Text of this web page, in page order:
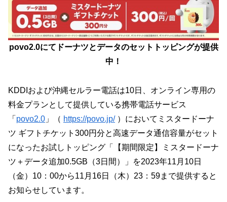
povo2.0にてドーナツとデータのセットトッピングが提供
中！
KDDIおよび沖縄セルラー電話は10日、オンライン専用の
料金プランとして提供している携帯電話サービス
「 povo2.0 」（ https://povo.jp/）においてミスタードーナ
ツ ギフトチケット300円分と高速データ通信容量がセット
になったお試しトッピング「【期間限定】ミスタードーナ
ツ＋データ追加0.5GB（3日間）」を2023年11月10日
（金）10：00から11月16日（木）23：59まで提供すると
お知らせしています。